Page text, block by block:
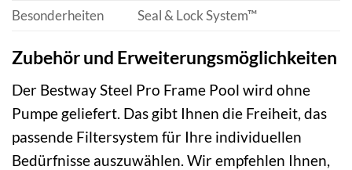
Besonderheiten
Seal & Lock System™
Zubehör und Erweiterungsmöglichkeiten
Der Bestway Steel Pro Frame Pool wird ohne
Pumpe geliefert. Das gibt Ihnen die Freiheit, das
passende Filtersystem für Ihre individuellen
Bedürfnisse auszuwählen. Wir empfehlen Ihnen,